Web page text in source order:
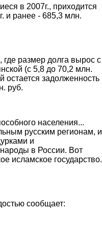
в 2007г., приходится
и ранее - 685,3 млн.
размер долга вырос с
(с 5,8 до 70,2 млн.
задолженность
руб.
населения...
русским регионам, и
и
в России. Вот
исламское государство.
сообщает: